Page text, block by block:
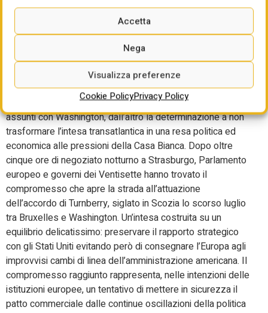
Accetta
Nega
Visualizza preferenze
Cookie PolicyPrivacy Policy
Dazi, intesa nella Ue:
l’Europa onora gli impegni
L’Unione europea prova a blindare l’accordo commerciale
con gli Stati Uniti e a inviare un doppio messaggio a Donald
Trump: da un lato la volontà di mantenere fede agli impegni
assunti con Washington, dall’altro la determinazione a non
trasformare l’intesa transatlantica in una resa politica ed
economica alle pressioni della Casa Bianca. Dopo oltre
cinque ore di negoziato notturno a Strasburgo, Parlamento
europeo e governi dei Ventisette hanno trovato il
compromesso che apre la strada all’attuazione
dell’accordo di Turnberry, siglato in Scozia lo scorso luglio
tra Bruxelles e Washington. Un’intesa costruita su un
equilibrio delicatissimo: preservare il rapporto strategico
con gli Stati Uniti evitando però di consegnare l’Europa agli
improvvisi cambi di linea dell’amministrazione americana. Il
compromesso raggiunto rappresenta, nelle intenzioni delle
istituzioni europee, un tentativo di mettere in sicurezza il
patto commerciale dalle continue oscillazioni della politica